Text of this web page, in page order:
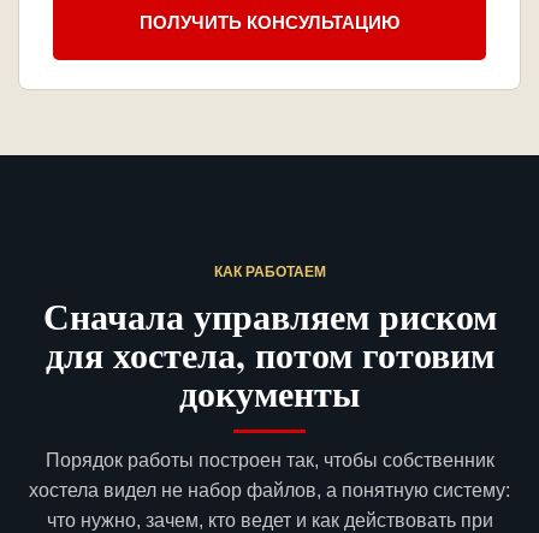
ПОЛУЧИТЬ КОНСУЛЬТАЦИЮ
КАК РАБОТАЕМ
Сначала управляем риском
для хостела, потом готовим
документы
Порядок работы построен так, чтобы собственник
хостела видел не набор файлов, а понятную систему:
что нужно, зачем, кто ведет и как действовать при